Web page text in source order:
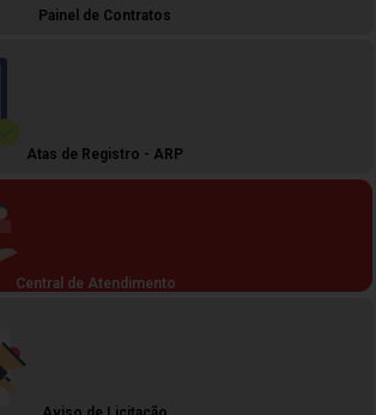
Painel de Contratos
Atas de Registro - ARP
Central de Atendimento